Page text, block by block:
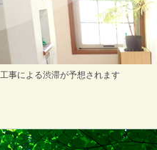
事による渋滞が予想されます